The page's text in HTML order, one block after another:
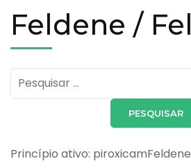
Feldene /
Pesquisar
por:
Princípio ativo: